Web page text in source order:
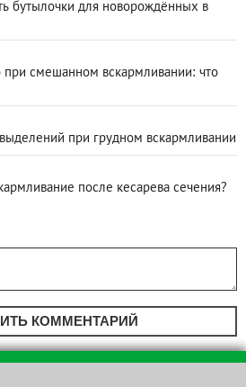
бутылочки для новорождённых в
смешанном вскармливании: что
при грудном вскармливании
после кесарева сечения?
КОММЕНТАРИЙ